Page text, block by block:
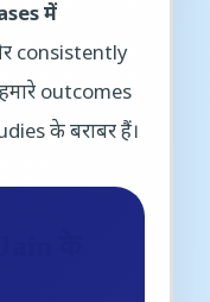
में
consistently
outcomes
के बराबर हैं।